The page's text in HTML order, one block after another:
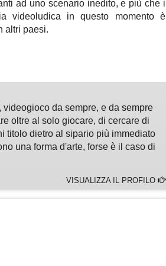
ad uno scenario inedito, e più che i
videoludica in questo momento è
altri paesi.
da sempre, e da sempre
oltre al solo giocare, di cercare di
titolo dietro al sipario più immediato
una forma d'arte, forse è il caso di
VISUALIZZA IL PROFILO